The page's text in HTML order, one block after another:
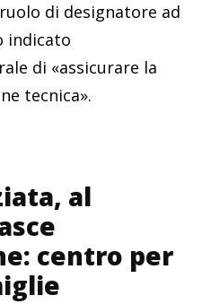
di designatore ad
indicato
di «assicurare la
tecnica».
al
centro per